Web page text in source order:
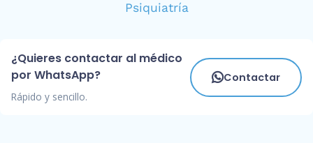
Psiquiatría
¿Quieres contactar al médico
por WhatsApp?
Rápido y sencillo.
Contactar